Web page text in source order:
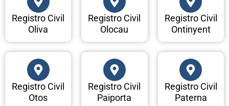
Registro Civil
Oliva
Registro Civil
Olocau
Registro Civil
Ontinyent
Registro Civil
Otos
Registro Civil
Paiporta
Registro Civil
Paterna